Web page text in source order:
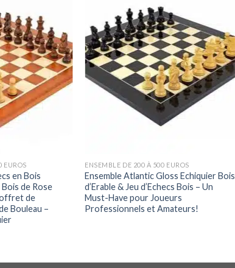
EUROS
en Bois
Bois de Rose
de
Bouleau –
ENSEMBLE DE 200 À 500 EUROS
Ensemble Atlantic Gloss Echiquier Bois
d’Erable & Jeu d’Echecs Bois – Un
Must-Have pour Joueurs
Professionnels et Amateurs!